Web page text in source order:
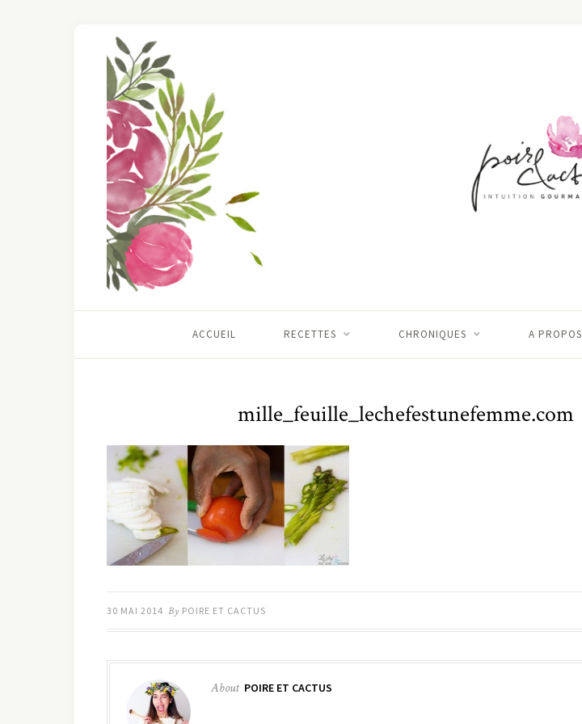
ACCUEIL RECETTES CHRONIQUES A PROPOS
mille_feuille_lechefestunefemme.com
30 MAI 2014 By POIRE ET CACTUS
About POIRE ET CACTUS